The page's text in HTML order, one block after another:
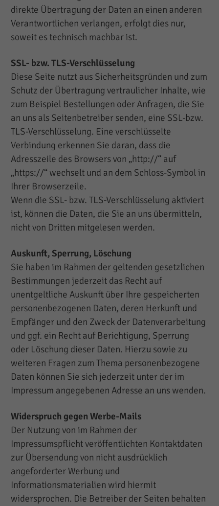
direkte Übertragung der Daten an einen anderen
Verantwortlichen verlangen, erfolgt dies nur,
soweit es technisch machbar ist.
SSL- bzw. TLS-Verschlüsselung
Diese Seite nutzt aus Sicherheitsgründen und zum
Schutz der Übertragung vertraulicher Inhalte, wie
zum Beispiel Bestellungen oder Anfragen, die Sie
an uns als Seitenbetreiber senden, eine SSL-bzw.
TLS-Verschlüsselung. Eine verschlüsselte
Verbindung erkennen Sie daran, dass die
Adresszeile des Browsers von „http://“ auf
„https://“ wechselt und an dem Schloss-Symbol in
Ihrer Browserzeile.
Wenn die SSL- bzw. TLS-Verschlüsselung aktiviert
ist, können die Daten, die Sie an uns übermitteln,
nicht von Dritten mitgelesen werden.
Auskunft, Sperrung, Löschung
Sie haben im Rahmen der geltenden gesetzlichen
Bestimmungen jederzeit das Recht auf
unentgeltliche Auskunft über Ihre gespeicherten
personenbezogenen Daten, deren Herkunft und
Empfänger und den Zweck der Datenverarbeitung
und ggf. ein Recht auf Berichtigung, Sperrung
oder Löschung dieser Daten. Hierzu sowie zu
weiteren Fragen zum Thema personenbezogene
Daten können Sie sich jederzeit unter der im
Impressum angegebenen Adresse an uns wenden.
Widerspruch gegen Werbe-Mails
Der Nutzung von im Rahmen der
Impressumspflicht veröffentlichten Kontaktdaten
zur Übersendung von nicht ausdrücklich
angeforderter Werbung und
Informationsmaterialien wird hiermit
widersprochen. Die Betreiber der Seiten behalten